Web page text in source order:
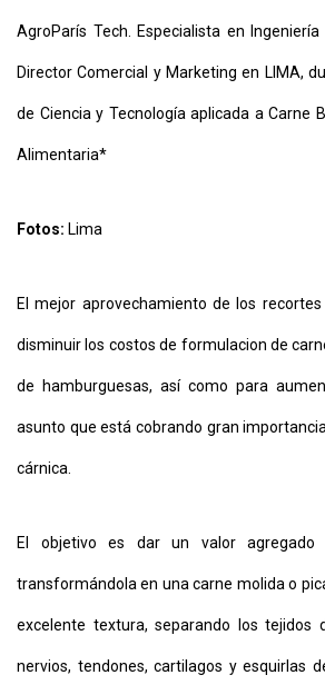
TÉRMINOS
POLÍTICAS
DE
MAPA
SITIO
SOMOS
AgroParís Tech. Especialista en Ingeniería
Director Comercial y Marketing en LIMA,
de Ciencia y Tecnología aplicada a Carne
Alimentaria*
Fotos: Lima
El mejor aprovechamiento de los
disminuir los costos de formulacion de
de hamburguesas, así como para
asunto que está cobrando gran
cárnica.
El objetivo es dar un valor
transformándola en una carne molida o
excelente textura, separando los tejidos
nervios, tendones, cartilagos y esquirlas